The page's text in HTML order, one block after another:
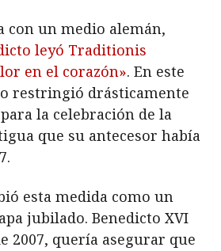
con un medio alemán,
leyó Traditionis
en el corazón». En este
restringió drásticamente
la celebración de la
que su antecesor había
esta medida como un
jubilado. Benedicto XVI
2007, quería asegurar que